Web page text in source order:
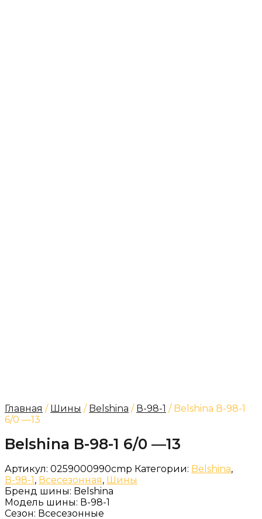
Главная / Шины / Belshina / В-98-1 / Belshina В-98-1
6/0 —13
Belshina В-98-1 6/0 —13
Артикул: 0259000990cmp Категории: Belshina,
В-98-1, Всесезонная, Шины
Бренд шины: Belshina
Модель шины: В-98-1
Сезон: Всесезонные